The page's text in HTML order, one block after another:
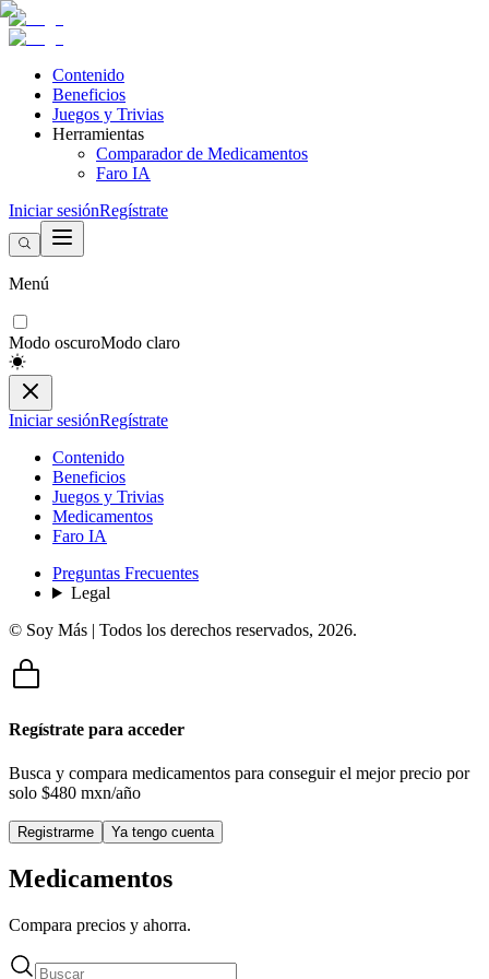
Contenido
Beneficios
Juegos y Trivias
Herramientas
Comparador de Medicamentos
Faro IA
Iniciar sesiónRegístrate
Menú
Modo oscuroModo claro
Iniciar sesiónRegístrate
Contenido
Beneficios
Juegos y Trivias
Medicamentos
Faro IA
Preguntas Frecuentes
Legal
© Soy Más | Todos los derechos reservados, 2026.
Regístrate para acceder
Busca y compara medicamentos para conseguir el mejor precio por
solo $480 mxn/año
Registrarme Ya tengo cuenta
Medicamentos
Compara precios y ahorra.